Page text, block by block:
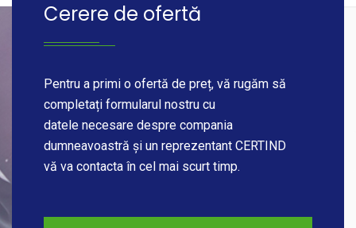
Cerere de ofertă
Pentru a primi o ofertă de preț, vă rugăm să
completați formularul nostru cu
datele necesare despre compania
dumneavoastră și un reprezentant CERTIND
vă va contacta în cel mai scurt timp.